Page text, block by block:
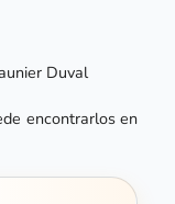
Duval
encontrarlos en